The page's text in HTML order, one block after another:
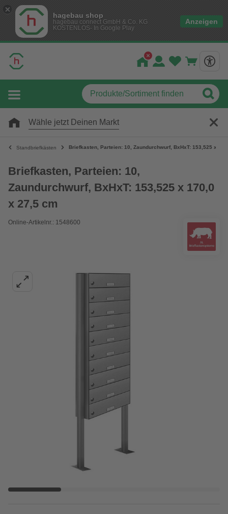
hagebau shop
hagebau connect GmbH & Co. KG
KOSTENLOS- In Google Play
Anzeigen
Wähle jetzt Deinen Markt
Standbriefkästen Briefkasten, Parteien: 10, Zaundurchwurf, BxHxT: 153,525 x
Briefkasten, Parteien: 10,
Zaundurchwurf, BxHxT: 153,525 x 170,0
x 27,5 cm
Online-Artikelnr.: 1548600